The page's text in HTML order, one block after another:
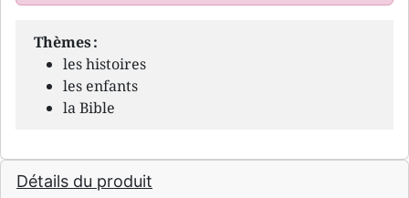
Thèmes :
les histoires
les enfants
la Bible
Détails du produit